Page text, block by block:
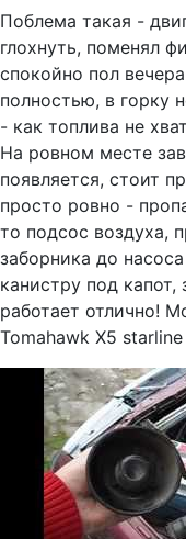
Поблема такая -
глохнуть, поменял
спокойно пол
полностью, в горку
- как топлива не
На ровном месте
появляется, стоит
просто ровно -
то подсос воздуха,
заборника до
канистру под капот,
работает отлично!
Tomahawk X5